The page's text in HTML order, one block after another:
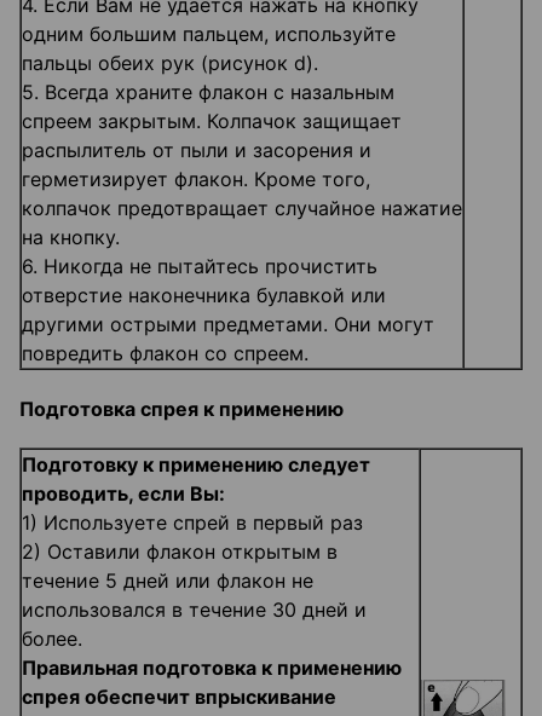
4. Если Вам не удается нажать на кнопку
одним большим пальцем, используйте
пальцы обеих рук (рисунок d).
5. Всегда храните флакон с назальным
спреем закрытым. Колпачок защищает
распылитель от пыли и засорения и
герметизирует флакон. Кроме того,
колпачок предотвращает случайное нажатие
на кнопку.
6. Никогда не пытайтесь прочистить
отверстие наконечника булавкой или
другими острыми предметами. Они могут
повредить флакон со спреем.
Подготовка спрея к применению
Подготовку к применению следует
проводить, если Вы:
1) Используете спрей в первый раз
2) Оставили флакон открытым в
течение 5 дней или флакон не
использовался в течение 30 дней и
более.
Правильная подготовка к применению
спрея обеспечит впрыскивание